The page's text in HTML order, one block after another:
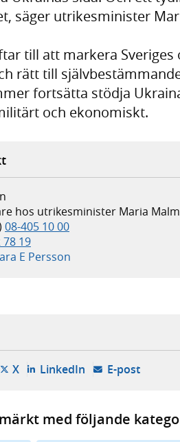
säger utrikesminister
till att markera
rätt till
fortsätta stödja
och ekonomiskt.
hos utrikesminister Maria
08-405 10 00
78 19
E Persson
i ny flik, extern webbplats,
X- öppnas i ny flik, extern
LinkedIn- öppnas i ny flik,
E-post-
med följande